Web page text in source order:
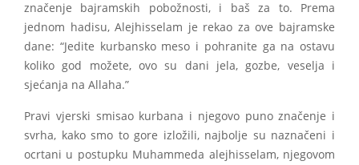
značenje bajramskih pobožnosti, i baš za to. Prema
jednom hadisu, Alejhisselam je rekao za ove bajramske
dane: “Jedite kurbansko meso i pohranite ga na ostavu
koliko god možete, ovo su dani jela, gozbe, veselja i
sjećanja na Allaha.”
Pravi vjerski smisao kurbana i njegovo puno značenje i
svrha, kako smo to gore izložili, najbolje su naznačeni i
ocrtani u postupku Muhammeda alejhisselam, njegovom